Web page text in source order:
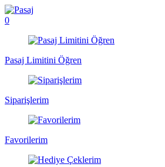
0
Pasaj Limitini Öğren
Siparişlerim
Favorilerim